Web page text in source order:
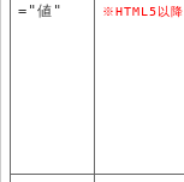
="値" ※HTML5以降